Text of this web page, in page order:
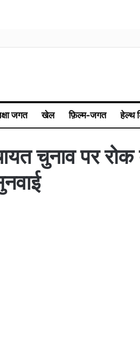
जगत खेल फ़िल्म-जगत हेल्थ
चुनाव पर रोक